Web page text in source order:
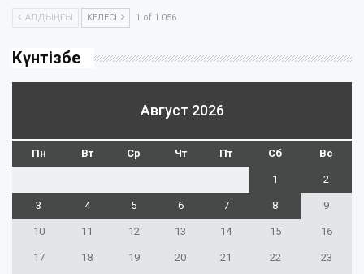
АЛДЫҢҒЫ КЕЛЕСІ 1 of 1 056
Күнтізбе
Август 2026
Пн Вт Ср Чт Пт Сб Вс
1 2
3 4 5 6 7 8 9
10 11 12 13 14 15 16
17 18 19 20 21 22 23